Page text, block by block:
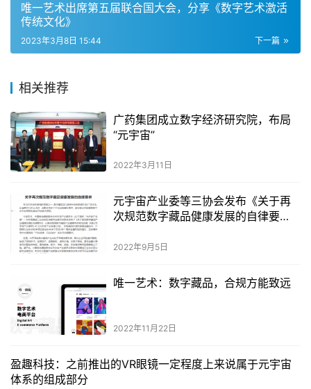
唯一艺术出席第五届联合国大会，分享《数字艺术激活
传统文化》
下一篇
2023年3月8日 15:44
相关推荐
广药集团成立数字经济研究院，布局
“元宇宙”
2022年3月11日
元宇宙产业委等三协会发布《关于再
次规范数字藏品健康发展的自律要
2022年9月5日
唯一艺术：数字藏品，合规方能致远
2022年11月22日
盈趣科技：之前推出的VR眼镜一定程度上来说属于元宇宙
体系的组成部分